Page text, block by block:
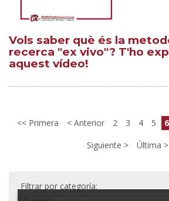
Vols saber què és la
recerca "ex vivo"? T'ho
aquest vídeo!
Primera Anterior 2 3 4 5 6
Siguiente
Última
Filtrar por categoría: